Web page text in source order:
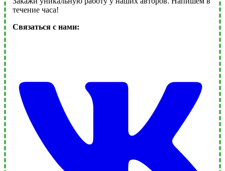
течение часа!
Связаться с нами: